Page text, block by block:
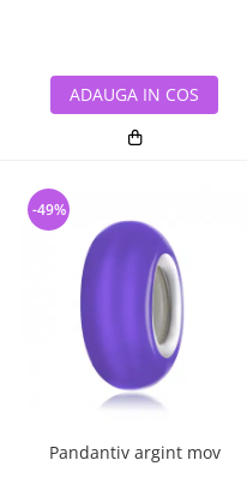
ADAUGA IN COS
Pandantiv argint mov
-49%